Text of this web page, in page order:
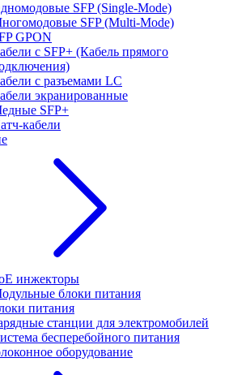
SFP (Single-Mode)
SFP (Multi-Mode)
GPON
с SFP+ (Кабель прямого
с разъемами LC
экранированные
SFP+
кабели
инжекторы
блоки питания
питания
станции для электромобилей
бесперебойного питания
оборудование